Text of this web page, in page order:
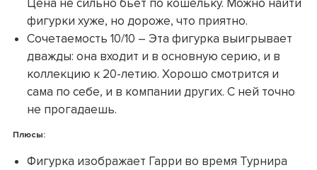
Цена не сильно бьёт по кошельку. Можно найти
фигурки хуже, но дороже, что приятно.
Сочетаемость 10/10 – Эта фигурка выигрывает
дважды: она входит и в основную серию, и в
коллекцию к 20-летию. Хорошо смотрится и
сама по себе, и в компании других. С ней точно
не прогадаешь.
Плюсы:
Фигурка изображает Гарри во время Турнира